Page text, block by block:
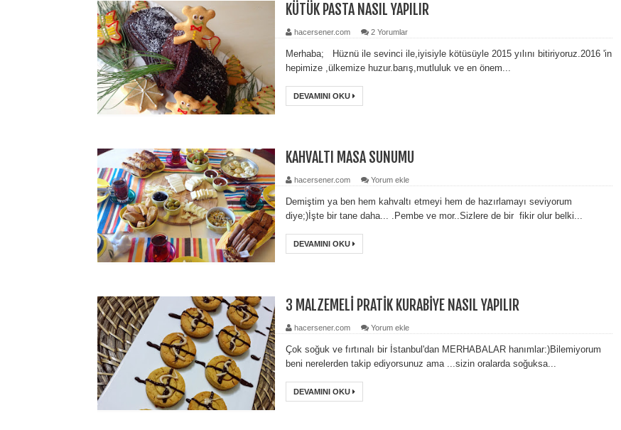
KÜTÜK PASTA NASIL YAPILIR
hacersener.com 2 Yorumlar
Merhaba; Hüznü ile sevinci ile,iyisiyle kötüsüyle 2015 yılını bitiriyoruz.2016 'in
hepimize ,ülkemize huzur.barış,mutluluk ve en önem...
DEVAMINI OKU
KAHVALTI MASA SUNUMU
hacersener.com Yorum ekle
Demiştim ya ben hem kahvaltı etmeyi hem de hazırlamayı seviyorum
diye;)İşte bir tane daha... .Pembe ve mor..Sizlere de bir fikir olur belki...
DEVAMINI OKU
3 MALZEMELİ PRATİK KURABİYE NASIL YAPILIR
hacersener.com Yorum ekle
Çok soğuk ve fırtınalı bir İstanbul'dan MERHABALAR hanımlar:)Bilemiyorum
beni nerelerden takip ediyorsunuz ama ...sizin oralarda soğuksa...
DEVAMINI OKU